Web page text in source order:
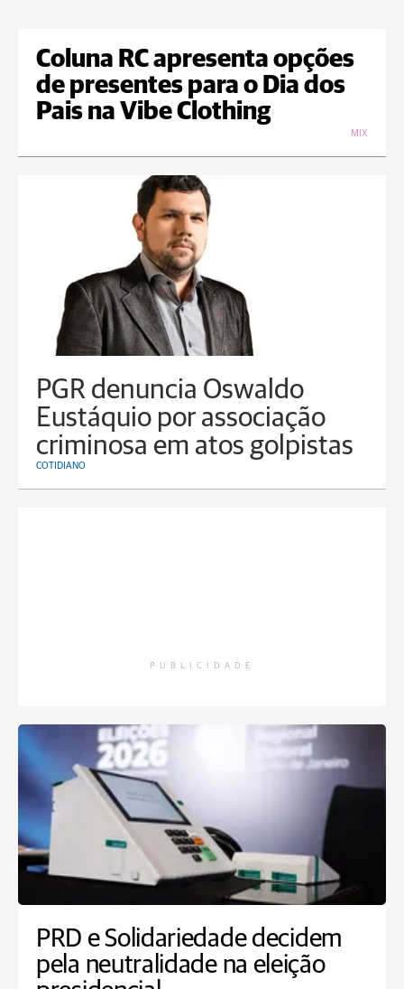
Coluna RC apresenta opções
de presentes para o Dia dos
Pais na Vibe Clothing
MIX
PGR denuncia Oswaldo
Eustáquio por associação
criminosa em atos golpistas
COTIDIANO
PUBLICIDADE
PRD e Solidariedade decidem
pela neutralidade na eleição